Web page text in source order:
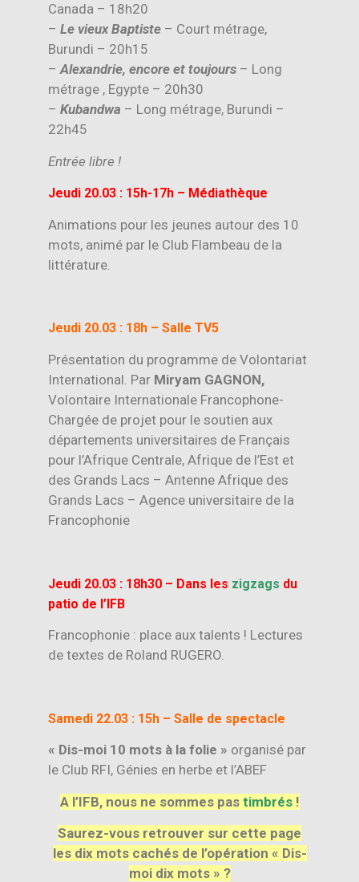
Canada – 18h20
– Le vieux Baptiste – Court métrage,
Burundi – 20h15
–Alexandrie, encore et toujours – Long
métrage , Egypte – 20h30
– Kubandwa – Long métrage, Burundi –
22h45
Entrée libre !
Jeudi 20.03 : 15h-17h – Médiathèque
Animations pour les jeunes autour des 10
mots, animé par le Club Flambeau de la
littérature.
Jeudi 20.03 : 18h – Salle TV5
Présentation du programme de Volontariat
International. Par Miryam GAGNON,
Volontaire Internationale Francophone-
Chargée de projet pour le soutien aux
départements universitaires de Français
pour l’Afrique Centrale, Afrique de l’Est et
des Grands Lacs – Antenne Afrique des
Grands Lacs – Agence universitaire de la
Francophonie
Jeudi 20.03 : 18h30 – Dans les zigzags du
patio de l’IFB
Francophonie : place aux talents ! Lectures
de textes de Roland RUGERO.
Samedi 22.03 : 15h – Salle de spectacle
« Dis-moi 10 mots à la folie » organisé par
le Club RFI, Génies en herbe et l’ABEF
A l’IFB, nous ne sommes pas timbrés !
Saurez-vous retrouver sur cette page
les dix mots cachés de l’opération « Dis-
moi dix mots » ?